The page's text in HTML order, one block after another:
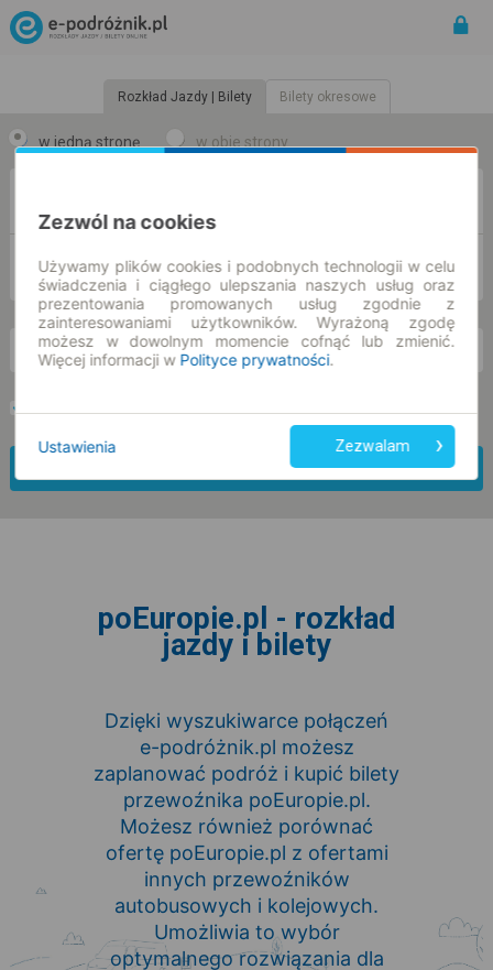
Rozkład Jazdy | Bilety Bilety okresowe
w jedną stronę w obie strony
DO
pt. 7 sie. -- : --
Tylko bilet online
Znajdź połączenie
poEuropie.pl - rozkład
jazdy i bilety
Dzięki wyszukiwarce połączeń
e-podróżnik.pl możesz
zaplanować podróż i kupić bilety
przewoźnika poEuropie.pl.
Możesz również porównać
ofertę poEuropie.pl z ofertami
innych przewoźników
autobusowych i kolejowych.
Umożliwia to wybór
optymalnego rozwiązania dla
Zezwól na cookies
Używamy plików cookies i podobnych technologii w celu
świadczenia i ciągłego ulepszania naszych usług oraz
prezentowania promowanych usług zgodnie z
zainteresowaniami użytkowników. Wyrażoną zgodę
możesz w dowolnym momencie cofnąć lub zmienić.
Więcej informacji w Polityce prywatności.
Ustawienia Zezwalam